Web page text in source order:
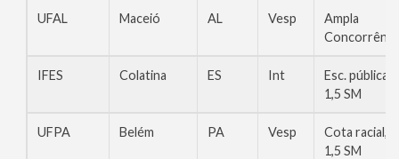
UFAL Maceió AL Vesp
Ampla
IFES Colatina ES Int
Esc. pública,
1,5 SM
UFPA Belém PA Vesp
Cota racial,
1,5 SM